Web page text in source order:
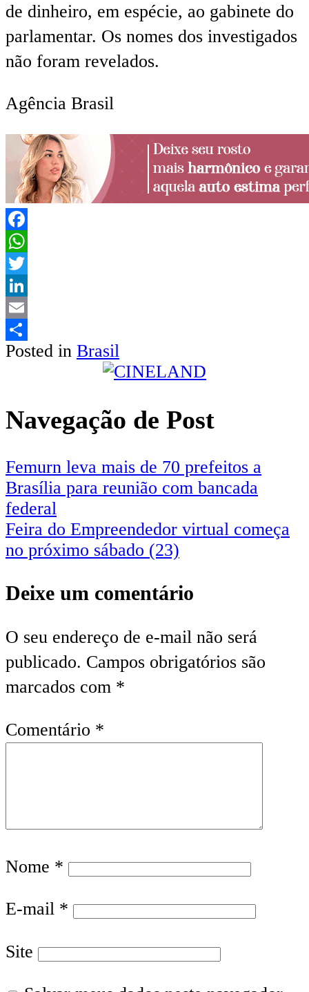
de dinheiro, em espécie, ao gabinete do
parlamentar. Os nomes dos investigados
não foram revelados.
Agência Brasil
Facebook
WhatsApp
Twitter
LinkedIn
Email
Share
Posted in Brasil
Navegação de Post
Femurn leva mais de 70 prefeitos a
Brasília para reunião com bancada
federal
Feira do Empreendedor virtual começa
no próximo sábado (23)
Deixe um comentário
O seu endereço de e-mail não será
publicado. Campos obrigatórios são
marcados com *
Comentário *
Nome *
E-mail *
Site